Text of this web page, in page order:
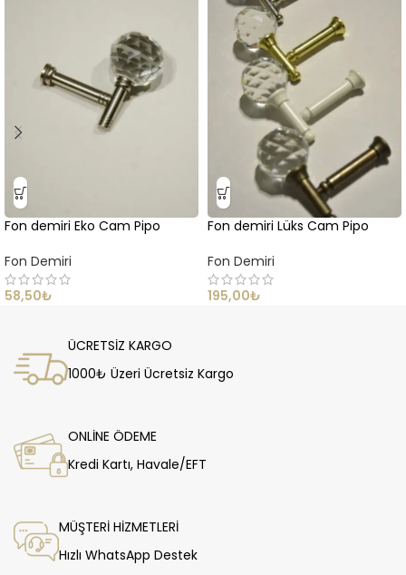
Fon demiri Eko Cam Pipo
Fon Demiri
58,50₺
Fon demiri Lüks Cam Pipo
Fon Demiri
195,00₺
ÜCRETSİZ KARGO
1000₺ Üzeri Ücretsiz Kargo
ONLİNE ÖDEME
Kredi Kartı, Havale/EFT
MÜŞTERİ HİZMETLERİ
Hızlı WhatsApp Destek